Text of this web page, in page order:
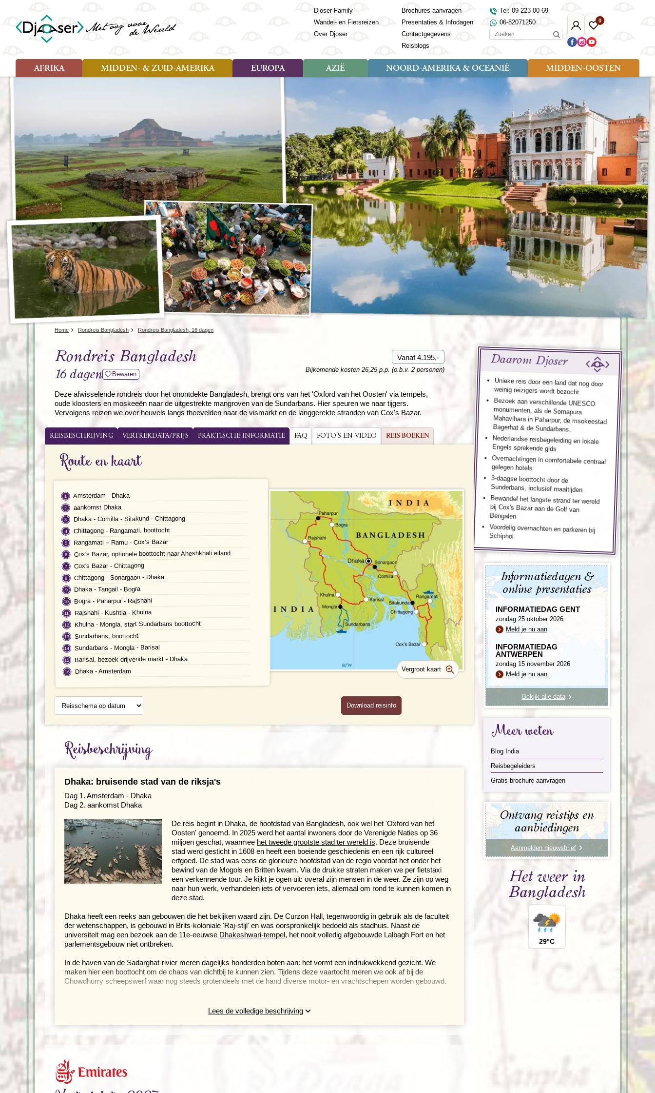
Mijn
Djoser
0
Favoriete
reizen
Djoser Family
Wandel- en Fietsreizen
Over Djoser
Brochures aanvragen
Presentaties & Infodagen
Contactgegevens
Reisblogs
Tel: 09 223 00 69
06-82071250
Zoeken
AFRIKA
Cultuur (3)
Natuur (6)
Nieuwe reizen
Voodoo in Benin en Togo, 16
dagen
Botswana
Egypte
Ghana
Kaapverdië
Kenia
Madagaskar
Malawi
Marokko
Mauritius
Swaziland
Tanzania
Togo
Zambia
Zanzibar
Zimbabwe
Zuid-Afrika
MIDDEN- & ZUID-AMERIKA
Natuur (13)
Brazilië
Chili
Colombia
Costa Rica
Cuba
Ecuador
El Salvador
(Frans) Guyana
Honduras
Mexico
Nicaragua
Paaseiland
Paraguay
Peru
Suriname
EUROPA
Wandelreis (23)
Cultuur (12)
Natuur (3)
Azerbeidzjan
Azoren
Balkan
Baltische Staten
Bosnië en Herzegovina
Bulgarije
Engeland
Estland
Finland
Frankrijk
IJsland
Ierland
Italië
Kaapverdië
Kosovo
Kroatië
Lapland
Letland
Litouwen
Madeira
Montenegro
Noorwegen
Polen
Portugal
Roemenië
Sardinië
Schotland
Servië
Spanje
Turkije
Verenigd Koninkrijk
Wales
AZIË
Cultuur (28)
Natuur (16)
Nieuwe reizen
Rondreis China & Tibet, 42
dagen
Rondreis Sulawesi &
Molukken, 22 dagen
Landen
Cambodja
China
Filipijnen
India
Indochina
Indonesië
Japan
Jordanië
Kazachstan
Kirgizië
Laos
Malediven
Nepal
Oezbekistan
Singapore
Sri Lanka
Taiwan
Thailand
Tibet
Turkmenistan
Vietnam
Zijderoute
Zuid-Korea
NOORD-AMERIKA & OCEANIË
Soort reizen
Familiereis (2)
Natuur (5)
Nieuw-Zeeland
Verenigde Staten
MIDDEN-OOSTEN
Soort reizen
Familiereis (9)
Fietsreis (1)
Wandelreis (3)
Cultuur (8)
Egypte
Jordanië
Marokko
Oman
Saoedi-Arabië
Tunesië
Turkije
Home Rondreis Bangladesh Rondreis Bangladesh, 16 dagen
Rondreis Bangladesh
16 dagen Bewaren
Vanaf 4.195,-
Bijkomende kosten 26,25 p.p. (o.b.v. 2 personen)
Deze afwisselende rondreis door het onontdekte Bangladesh, brengt ons van het 'Oxford van het Oosten' via tempels,
oude kloosters en moskeeën naar de uitgestrekte mangroven van de Sundarbans. Hier speuren we naar tijgers.
Vervolgens reizen we over heuvels langs theevelden naar de vismarkt en de langgerekte stranden van Cox's Bazar.
REISBESCHRIJVING VERTREKDATA/PRIJS PRAKTISCHE INFORMATIE FAQ FOTO'S EN VIDEO REIS BOEKEN
Route en kaart
Amsterdam - Dhaka
aankomst Dhaka
Dhaka - Comilla - Sitakund - Chittagong
Chittagong - Rangamati, boottocht
Rangamati – Ramu - Cox’s Bazar
Cox's Bazar, optionele boottocht naar Aheshkhali eiland
Cox's Bazar - Chittagong
Chittagong - Sonargaon - Dhaka
Dhaka - Tangail - Bogra
Bogra - Paharpur - Rajshahi
Rajshahi - Kushtia - Khulna
Khulna - Mongla, start Sundarbans boottocht
Sundarbans, boottocht
Sundarbans - Mongla - Barisal
Barisal, bezoek drijvende markt - Dhaka
Dhaka - Amsterdam
op datum
Download reisinfo
Reisbeschrijving
Dhaka: bruisende stad van de riksja's
Dag 1. Amsterdam - Dhaka
Dag 2. aankomst Dhaka
De reis begint in Dhaka, de hoofdstad van Bangladesh, ook wel het 'Oxford van het
Oosten' genoemd. In 2025 werd het aantal inwoners door de Verenigde Naties op 36
miljoen geschat, waarmee het tweede grootste stad ter wereld is. Deze bruisende
stad werd gesticht in 1608 en heeft een boeiende geschiedenis en een rijk cultureel
erfgoed. De stad was eens de glorieuze hoofdstad van de regio voordat het onder het
bewind van de Mogols en Britten kwam. Via de drukke straten maken we per fietstaxi
een verkennende tour. Je kijkt je ogen uit: overal zijn mensen in de weer. Ze zijn op weg
naar hun werk, verhandelen iets of vervoeren iets, allemaal om rond te kunnen komen in
deze stad.
Dhaka heeft een reeks aan gebouwen die het bekijken waard zijn. De Curzon Hall, tegenwoordig in gebruik als de faculteit
der wetenschappen, is gebouwd in Brits-koloniale 'Raj-stijl' en was oorspronkelijk bedoeld als stadhuis. Naast de
universiteit mag een bezoek aan de 11e-eeuwse Dhakeshwari-tempel, het nooit volledig afgebouwde Lalbagh Fort en het
parlementsgebouw niet ontbreken.
In de haven van de Sadarghat-rivier meren dagelijks honderden boten aan: het vormt een indrukwekkend gezicht. We
maken hier een boottocht om de chaos van dichtbij te kunnen zien. Tijdens deze vaartocht meren we ook af bij de
Chowdhurry scheepswerf waar nog steeds grotendeels met de hand diverse motor- en vrachtschepen worden gebouwd.
Schepen eindigen hun leven op de sloopstranden van Sitakunda
monumenten met ruïnes en een boeiend museum met terracotta-, bronzen- en koperen voorwerpen die hier zijn gevonden.
Veel schepen eindigen hun bestaan op deze wereld op de sloopstranden van Sitakunda.
Hier vind je enkele winkels die interessante spullen verkopen die van de schepen
Lees de volledige beschrijving
Daarom Djoser
Unieke reis door een land dat nog door
weinig reizigers wordt bezocht
Bezoek aan verschillende UNESCO
monumenten, als de Somapura
Mahavihara in Paharpur, de msokeestad
Bagerhat & de Sundarbans.
Nederlandse reisbegeleiding en lokale
Engels sprekende gids
Overnachtingen in comfortabele centraal
gelegen hotels
3-daagse boottocht door de
Sunderbans, inclusief maaltijden
Bewandel het langste strand ter wereld
bij Cox's Bazar aan de Golf van
Bengalen
Voordelig overnachten en parkeren bij
Schiphol
Informatiedagen &
online presentaties
INFORMATIEDAG GENT
zondag 25 oktober 2026
Meld je nu aan
INFORMATIEDAG
ANTWERPEN
zondag 15 november 2026
Meld je nu aan
Bekijk alle data
Meer weten
Blog India
Reisbegeleiders
Gratis brochure aanvragen
Ontvang reistips en
aanbiedingen
Aanmelden nieuwsbrief
Het weer in
Bangladesh
29°C